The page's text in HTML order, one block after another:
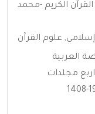
الكريم -محمد
إسلامي, علوم القرآن
العربية
اربع مجلدات